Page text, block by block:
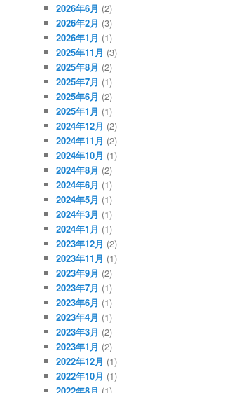
2026年6月 (2)
2026年2月 (3)
2026年1月 (1)
2025年11月 (3)
2025年8月 (2)
2025年7月 (1)
2025年6月 (2)
2025年1月 (1)
2024年12月 (2)
2024年11月 (2)
2024年10月 (1)
2024年8月 (2)
2024年6月 (1)
2024年5月 (1)
2024年3月 (1)
2024年1月 (1)
2023年12月 (2)
2023年11月 (1)
2023年9月 (2)
2023年7月 (1)
2023年6月 (1)
2023年4月 (1)
2023年3月 (2)
2023年1月 (2)
2022年12月 (1)
2022年10月 (1)